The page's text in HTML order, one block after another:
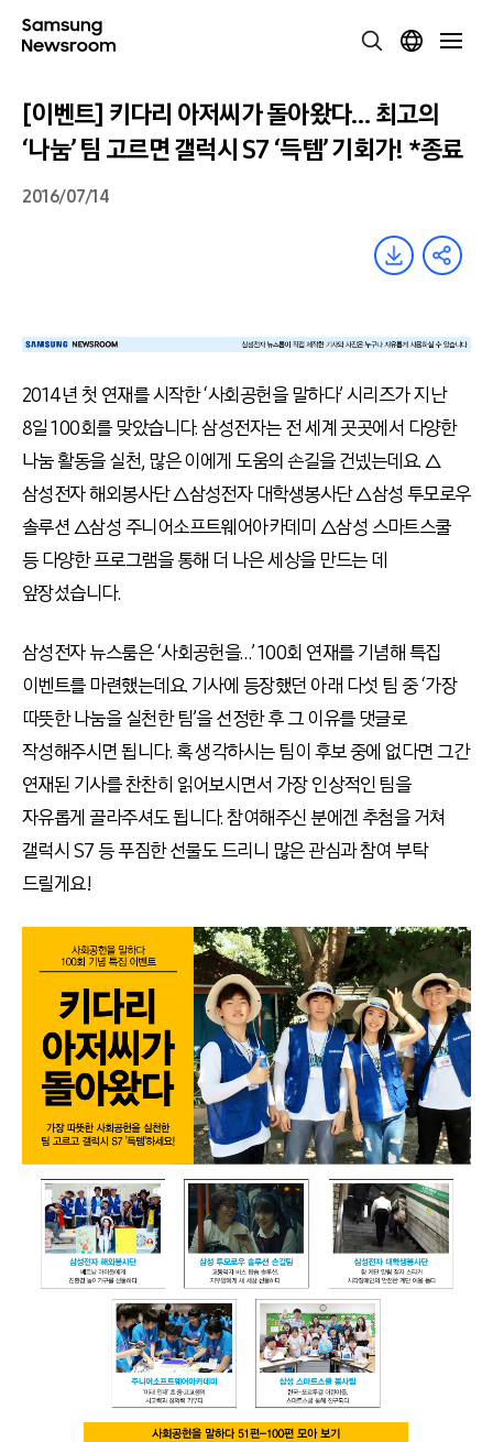
[이벤트] 키다리 아저씨가 돌아왔다… 최고의
‘나눔’ 팀 고르면 갤럭시 S7 ‘득템’ 기회가! *종료
2016/07/14
2014년 첫 연재를 시작한 ‘사회공헌을 말하다’ 시리즈가 지난
8일 100회를 맞았습니다. 삼성전자는 전 세계 곳곳에서 다양한
나눔 활동을 실천, 많은 이에게 도움의 손길을 건넸는데요. △
삼성전자 해외봉사단 △삼성전자 대학생봉사단 △삼성 투모로우
솔루션 △삼성 주니어소프트웨어아카데미 △삼성 스마트스쿨
등 다양한 프로그램을 통해 더 나은 세상을 만드는 데
앞장섰습니다.
삼성전자 뉴스룸은 ‘사회공헌을…’ 100회 연재를 기념해 특집
이벤트를 마련했는데요. 기사에 등장했던 아래 다섯 팀 중 ‘가장
따뜻한 나눔을 실천한 팀’을 선정한 후 그 이유를 댓글로
작성해주시면 됩니다. 혹 생각하시는 팀이 후보 중에 없다면 그간
연재된 기사를 찬찬히 읽어보시면서 가장 인상적인 팀을
자유롭게 골라주셔도 됩니다. 참여해주신 분에겐 추첨을 거쳐
갤럭시 S7 등 푸짐한 선물도 드리니 많은 관심과 참여 부탁
드릴게요!